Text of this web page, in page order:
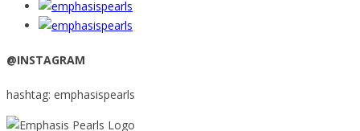
@INSTAGRAM
hashtag: emphasispearls